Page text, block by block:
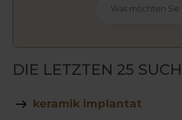
DIE LETZTEN 25
keramik implantat